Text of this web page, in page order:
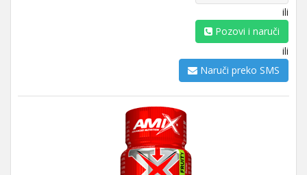
ili
Pozovi i naruči
ili
Naruči preko SMS